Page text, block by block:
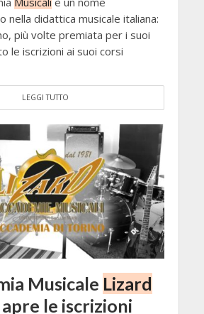
nella didattica musicale italiana:
più volte premiata per i suoi
le iscrizioni ai suoi corsi
LEGGI TUTTO
Musicale Lizard
le iscrizioni